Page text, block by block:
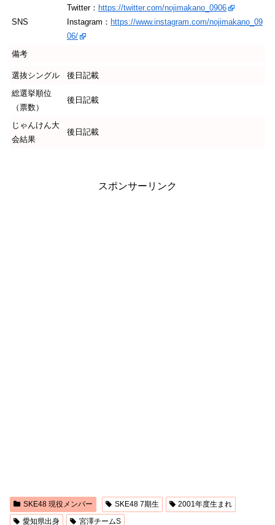
SNS
Twitter： https://twitter.com/nojimakano_0906
Instagram： https://www.instagram.com/nojimakano_09
06/
備考
選抜シングル
後日記載
総選挙順位
（票数）
後日記載
じゃんけん大
会結果
後日記載
スポンサーリンク
SKE48 現役メンバー SKE48 7期生
2001年度生まれ
愛知県出身
宮澤チームS